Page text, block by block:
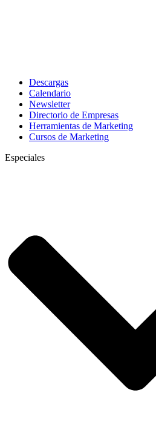
Descargas
Calendario
Newsletter
Directorio de Empresas
Herramientas de Marketing
Cursos de Marketing
Especiales